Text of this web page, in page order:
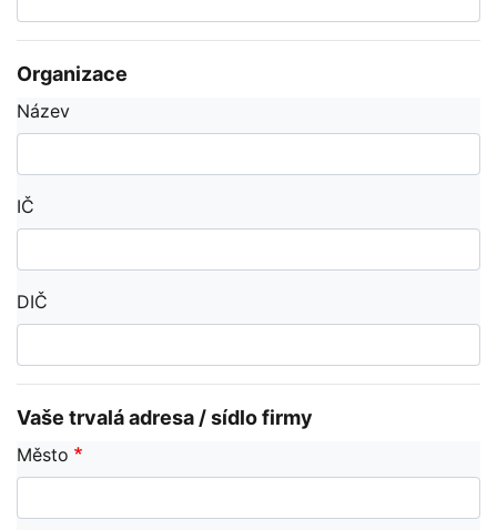
Organizace
Název
IČ
DIČ
Vaše trvalá adresa / sídlo firmy
Město